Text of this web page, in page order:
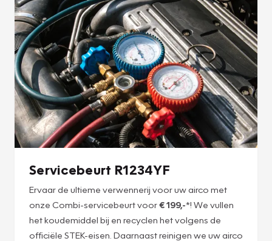
Servicebeurt R1234YF
Ervaar de ultieme verwennerij voor uw airco met
onze Combi-servicebeurt voor€ 199,-*! We vullen
het koudemiddel bij en recyclen het volgens de
officiële STEK-eisen. Daarnaast reinigen we uw airco